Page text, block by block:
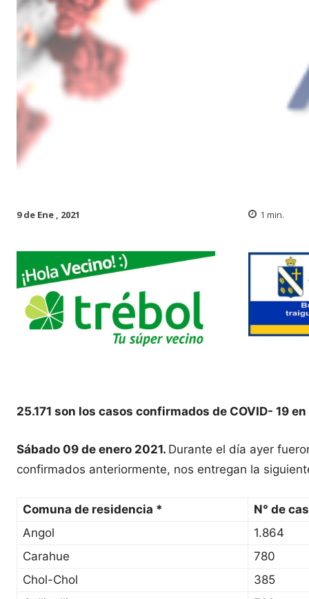
9 de Ene , 2021 1 min.
25.171 son los casos confirmados de COVID- 19
Sábado 09 de enero 2021. Durante el día ayer
confirmados anteriormente, nos entregan la
Comuna de residencia *
N° de
Angol
1.864
Carahue
780
Chol-Chol
385